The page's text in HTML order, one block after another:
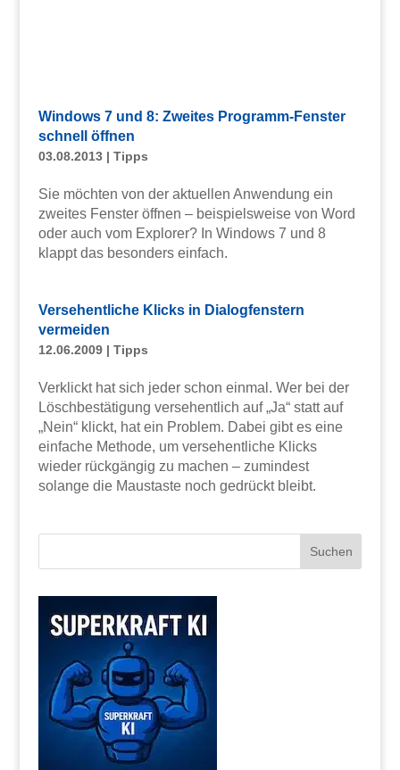
Windows 7 und 8: Zweites Programm-Fenster
schnell öffnen
03.08.2013| Tipps
Sie möchten von der aktuellen Anwendung ein
zweites Fenster öffnen – beispielsweise von Word
oder auch vom Explorer? In Windows 7 und 8
klappt das besonders einfach.
Versehentliche Klicks in Dialogfenstern
vermeiden
12.06.2009| Tipps
Verklickt hat sich jeder schon einmal. Wer bei der
Löschbestätigung versehentlich auf „Ja“ statt auf
„Nein“ klickt, hat ein Problem. Dabei gibt es eine
einfache Methode, um versehentliche Klicks
wieder rückgängig zu machen – zumindest
solange die Maustaste noch gedrückt bleibt.